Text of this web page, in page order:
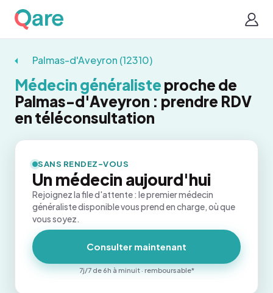
Palmas-d'Aveyron (12310)
Médecin généraliste proche de
Palmas-d'Aveyron : prendre RDV
en téléconsultation
SANS RENDEZ-VOUS
Un médecin aujourd'hui
Rejoignez la file d'attente : le premier médecin
généraliste disponible vous prend en charge, où que
vous soyez.
Consulter maintenant
7j/7 de 6h à minuit · remboursable*